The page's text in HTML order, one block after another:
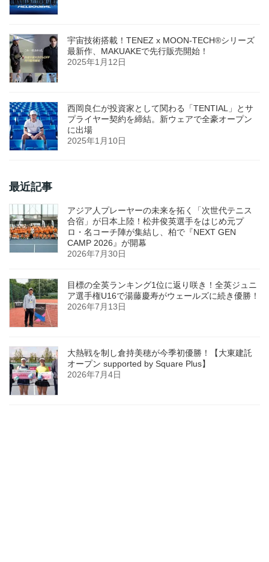
宇宙技術搭載！TENEZ x MOON-TECH®シリーズ
最新作、MAKUAKEで先行販売開始！
2025年1月12日
西岡良仁が投資家として関わる「TENTIAL」とサ
プライヤー契約を締結。新ウェアで全豪オープン
に出場
2025年1月10日
最近記事
アジア人プレーヤーの未来を拓く「次世代テニス
合宿」が日本上陸！松井俊英選手をはじめ元プ
ロ・名コーチ陣が集結し、柏で『NEXT GEN
CAMP 2026』が開幕
2026年7月30日
目標の全英ランキング1位に返り咲き！全英ジュニ
ア選手権U16で湯藤慶寿がウェールズに続き優勝！
2026年7月13日
大熱戦を制し倉持美穂が今季初優勝！【大東建託
オープン supported by Square Plus】
2026年7月4日